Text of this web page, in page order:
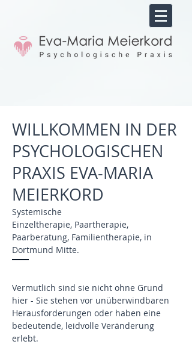
WILLKOMMEN IN DER
PSYCHOLOGISCHEN
PRAXIS EVA-MARIA
MEIERKORD
Systemische
Einzeltherapie, Paartherapie,
Paarberatung, Familientherapie, in
Dortmund Mitte.
Vermutlich sind sie nicht ohne Grund
hier - Sie stehen vor unüberwindbaren
Herausforderungen oder haben eine
bedeutende, leidvolle Veränderung
erlebt.